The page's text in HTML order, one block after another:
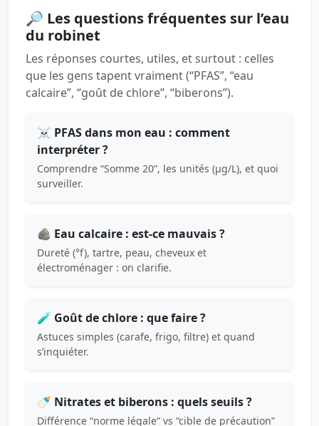
🔎 Les questions fréquentes sur l’eau
du robinet
Les réponses courtes, utiles, et surtout : celles
que les gens tapent vraiment (“PFAS”, “eau
calcaire”, “goût de chlore”, “biberons”).
☠️ PFAS dans mon eau : comment
interpréter ?
Comprendre “Somme 20”, les unités (µg/L), et quoi
surveiller.
🪨 Eau calcaire : est-ce mauvais ?
Dureté (°f), tartre, peau, cheveux et
électroménager : on clarifie.
🧪 Goût de chlore : que faire ?
Astuces simples (carafe, frigo, filtre) et quand
s’inquiéter.
🍼 Nitrates et biberons : quels seuils ?
Différence “norme légale” vs “cible de précaution”